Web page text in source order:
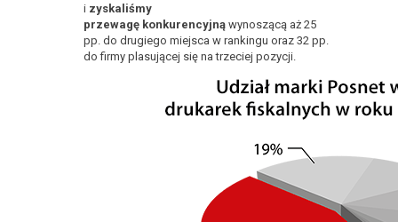
i zyskaliśmy
przewagę konkurencyjną wynoszącą aż 25
pp. do drugiego miejsca w rankingu oraz 32 pp.
do firmy plasującej się na trzeciej pozycji.